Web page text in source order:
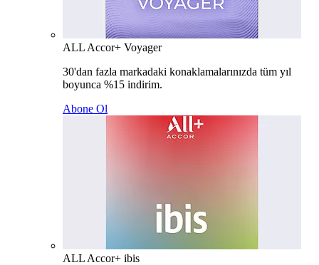
ALL Accor+ Voyager
30'dan fazla markadaki konaklamalarınızda tüm yıl
boyunca %15 indirim.
Abone Ol
ALL Accor+ ibis